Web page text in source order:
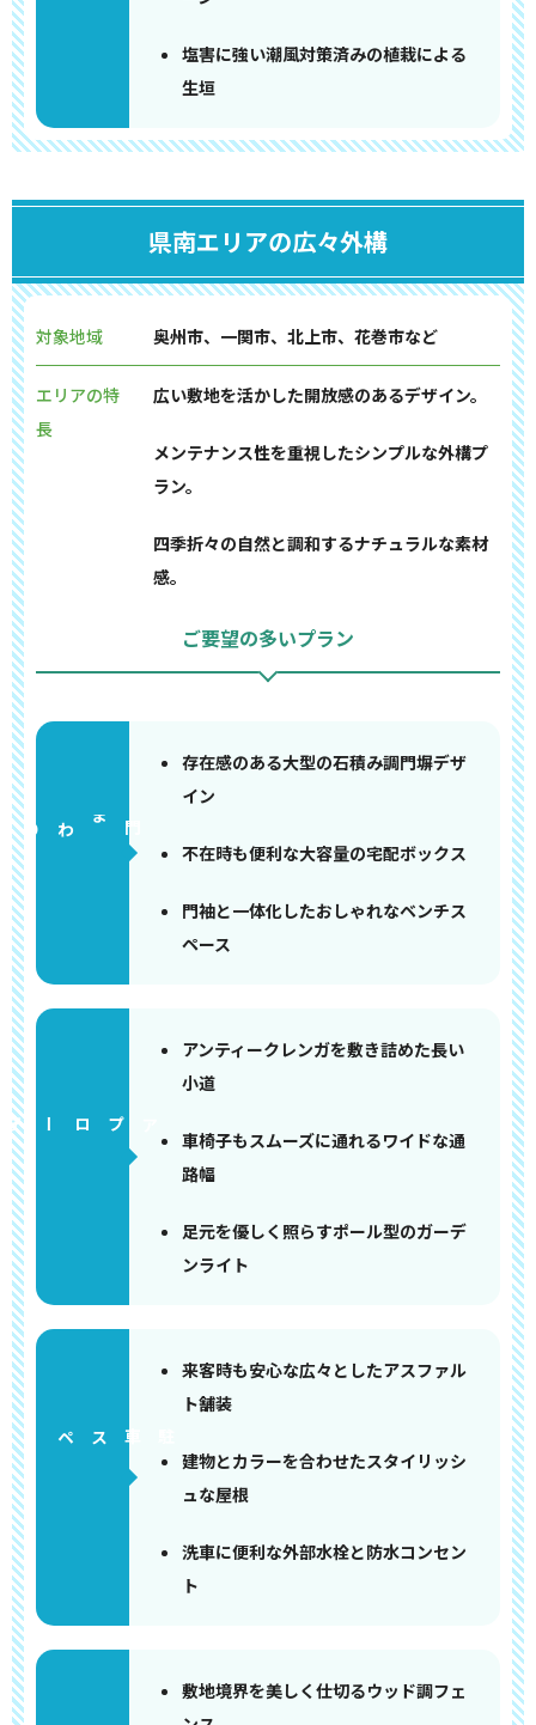
塩害に強い潮風対策済みの植栽による
生垣
県南エリアの広々外構
対象地域 奥州市、一関市、北上市、花巻市など
エリアの特
長
広い敷地を活かした開放感のあるデザイン。
メンテナンス性を重視したシンプルな外構プ
ラン。
四季折々の自然と調和するナチュラルな素材
感。
ご要望の多いプラン
門まわり
存在感のある大型の石積み調門塀デザ
イン
不在時も便利な大容量の宅配ボックス
門袖と一体化したおしゃれなベンチス
ペース
アプローチ
アンティークレンガを敷き詰めた長い
小道
車椅子もスムーズに通れるワイドな通
路幅
足元を優しく照らすポール型のガーデ
ンライト
来客時も安心な広々としたアスファル
ト舗装
建物とカラーを合わせたスタイリッシ
ュな屋根
洗車に便利な外部水栓と防水コンセン
ト
敷地境界を美しく仕切るウッド調フェ